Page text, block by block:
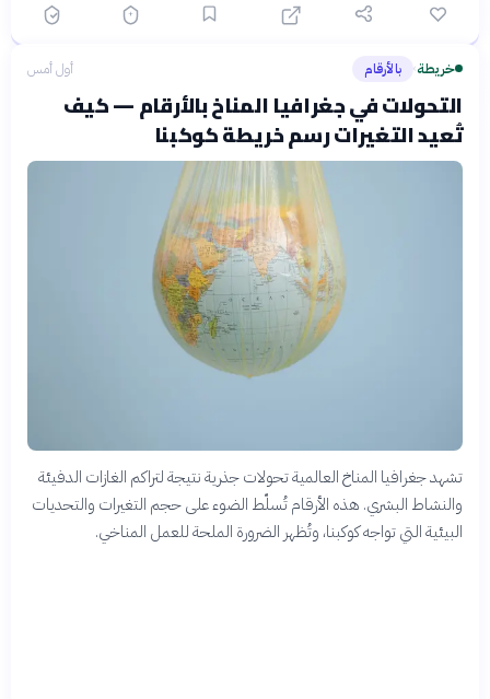
خريطة› بالأرقام أول أمس
التحولات في جغرافيا المناخ بالأرقام — كيف
تُعيد التغيرات رسم خريطة كوكبنا
تشهد جغرافيا المناخ العالمية تحولات جذرية نتيجة لتراكم الغازات الدفيئة
والنشاط البشري. هذه الأرقام تُسلّط الضوء على حجم التغيرات والتحديات
البيئية التي تواجه كوكبنا، وتُظهر الضرورة الملحة للعمل المناخي.